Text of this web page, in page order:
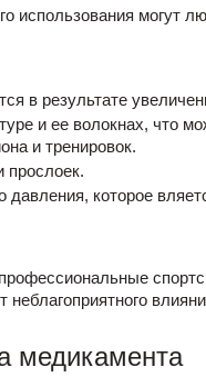
использования могут
в результате
и ее волокнах, что
и тренировок.
прослоек.
давления, которое
неблагоприятного
медикамента